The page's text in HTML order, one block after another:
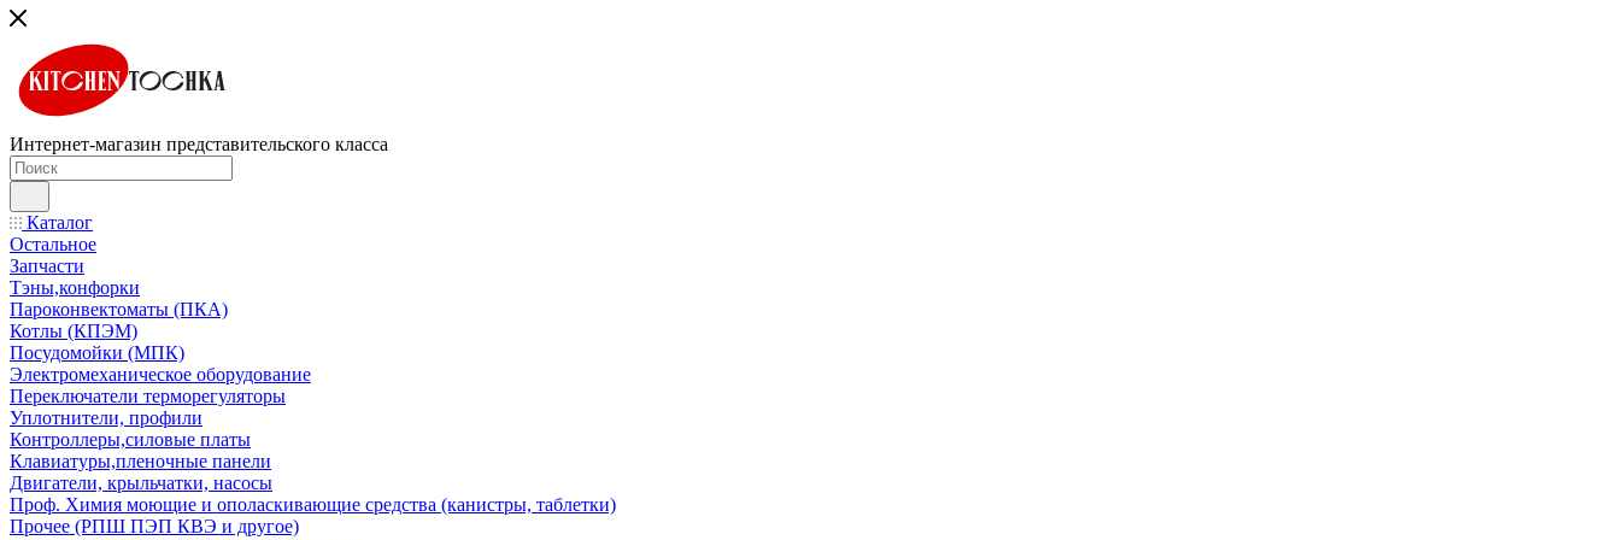
Интернет-магазин представительского класса
Каталог
Остальное
Запчасти
Тэны,конфорки
Пароконвектоматы (ПКА)
Котлы (КПЭМ)
Посудомойки (МПК)
Электромеханическое оборудование
Переключатели терморегуляторы
Уплотнители, профили
Контроллеры,силовые платы
Клавиатуры,пленочные панели
Двигатели, крыльчатки, насосы
Проф. Химия моющие и ополаскивающие средства (канистры, таблетки)
Прочее (РПШ ПЭП КВЭ и другое)